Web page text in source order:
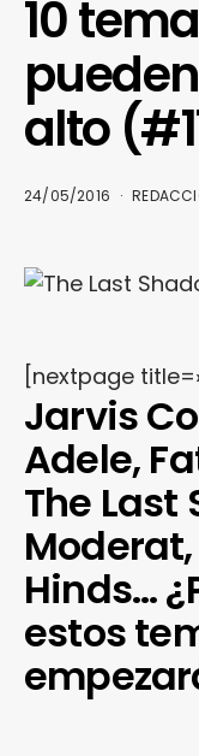
10
alto
24/05/2016
[nextpage
Jarvis
Adele,
The Last
Hinds…
estos